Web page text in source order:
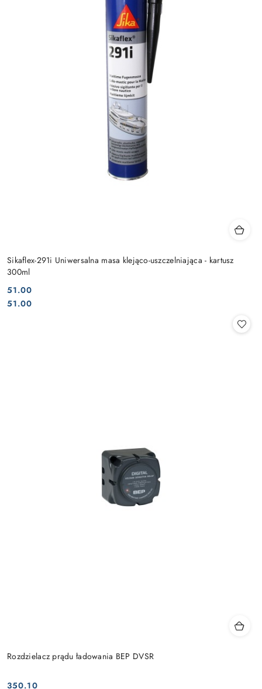
Sikaflex-291i Uniwersalna masa klejąco-uszczelniająca - kartusz
300ml
Cena:
51.00
Cena:
51.00
Rozdzielacz prądu ładowania BEP DVSR
350.10